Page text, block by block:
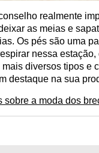
realmente
as meias e
Os pés são uma
nessa
diversos tipos e
destaque na sua
sobre a moda dos